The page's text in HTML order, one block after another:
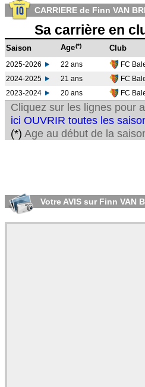
CARRIERE de Finn VAN
Sa carrière en
Saison Age(*) Club
2025-2026 22 ans FC
2024-2025
21 ans FC
2023-2024
20 ans FC
Cliquez sur les lignes pour
ici OUVRIR toutes les
(*) Age au début de la
Votre AVIS sur Finn VAN